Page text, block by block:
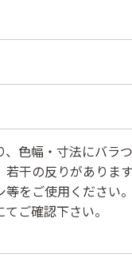
色幅・寸法にバラ
若干の反りがあり
等をご使用くださ
ご確認下さい。